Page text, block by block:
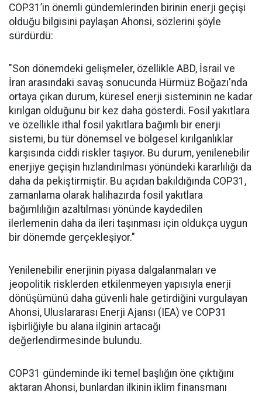
COP31’in önemli gündemlerinden birinin enerji geçişi
olduğu bilgisini paylaşan Ahonsi, sözlerini şöyle
sürdürdü:
"Son dönemdeki gelişmeler, özellikle ABD, İsrail ve
İran arasındaki savaş sonucunda Hürmüz Boğazı'nda
ortaya çıkan durum, küresel enerji sisteminin ne kadar
kırılgan olduğunu bir kez daha gösterdi. Fosil yakıtlara
ve özellikle ithal fosil yakıtlara bağımlı bir enerji
sistemi, bu tür dönemsel ve bölgesel kırılganlıklar
karşısında ciddi riskler taşıyor. Bu durum, yenilenebilir
enerjiye geçişin hızlandırılması yönündeki kararlılığı da
daha da pekiştirmiştir. Bu açıdan bakıldığında COP31,
zamanlama olarak halihazırda fosil yakıtlara
bağımlılığın azaltılması yönünde kaydedilen
ilerlemenin daha da ileri taşınması için oldukça uygun
bir dönemde gerçekleşiyor."
Yenilenebilir enerjinin piyasa dalgalanmaları ve
jeopolitik risklerden etkilenmeyen yapısıyla enerji
dönüşümünü daha güvenli hale getirdiğini vurgulayan
Ahonsi, Uluslararası Enerji Ajansı (IEA) ve COP31
işbirliğiyle bu alana ilginin artacağı
değerlendirmesinde bulundu.
COP31 gündeminde iki temel başlığın öne çıktığını
aktaran Ahonsi, bunlardan ilkinin iklim finansmanı